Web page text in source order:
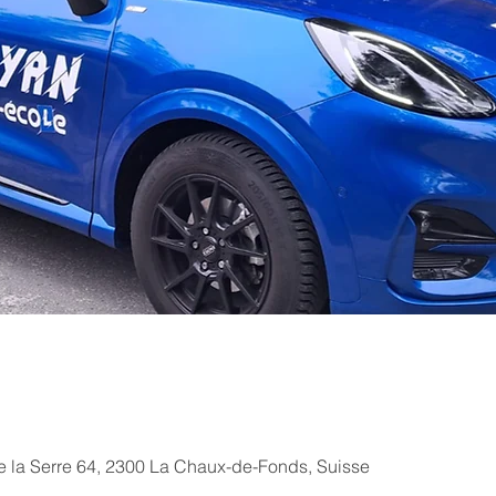
la Serre 64, 2300 La Chaux-de-Fonds, Suisse